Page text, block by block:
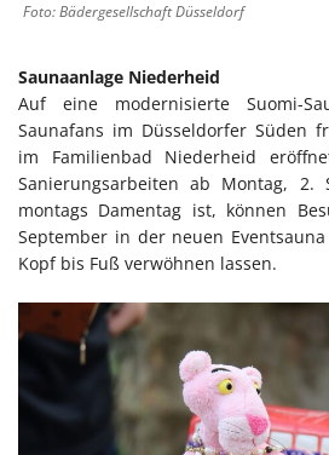
Foto: Bädergesellschaft Düsseldorf
Saunaanlage Niederheid
Auf eine modernisierte Suomi-
Saunafans im Düsseldorfer Süden
im Familienbad Niederheid
Sanierungsarbeiten ab Montag, 2.
montags Damentag ist, können
September in der neuen Eventsauna
Kopf bis Fuß verwöhnen lassen.